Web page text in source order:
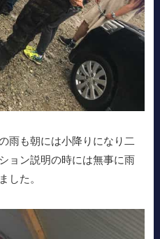
雨も朝には小降りになり二
ョン説明の時には無事に雨
した。